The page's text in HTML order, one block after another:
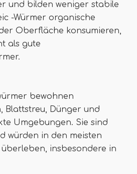
und bilden weniger stabile
-Würmer organische
Oberfläche konsumieren,
als gute
bewohnen
Blattstreu, Dünger und
Umgebungen. Sie sind
würden in den meisten
insbesondere in